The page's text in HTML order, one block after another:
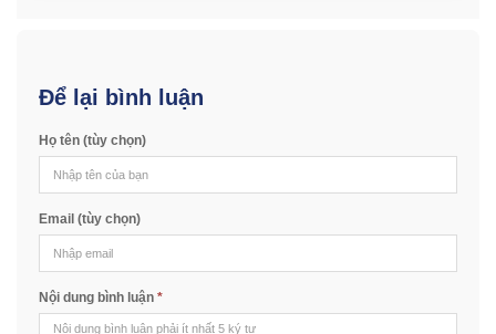
Để lại bình luận
Họ tên (tùy chọn)
Email (tùy chọn)
Nội dung bình luận *